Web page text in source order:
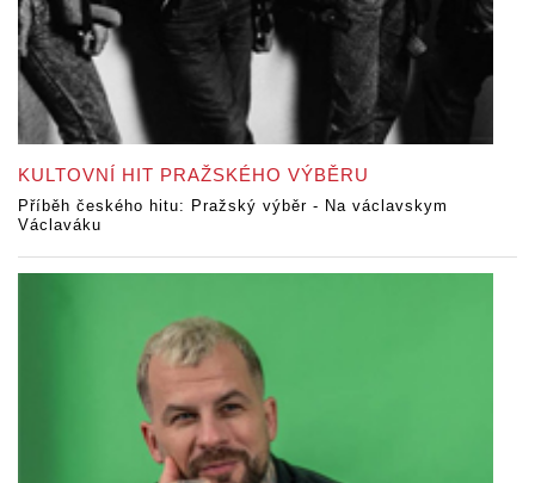
KULTOVNÍ HIT PRAŽSKÉHO VÝBĚRU
Příběh českého hitu: Pražský výběr - Na václavskym
Václaváku